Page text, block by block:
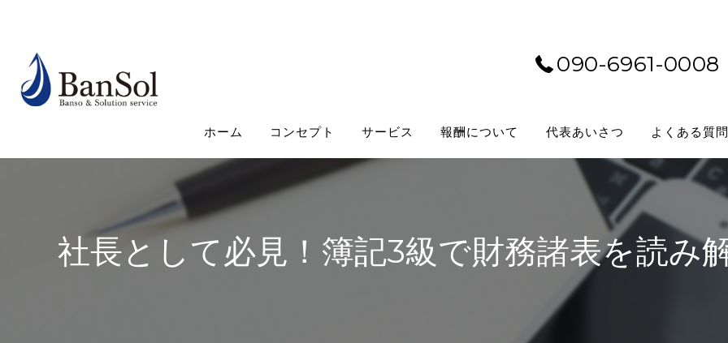
090-6961-0008
ホーム コンセプト サービス 報酬について 代表あいさつ よくある質
社長として必見！簿記3級で財務諸表を読み